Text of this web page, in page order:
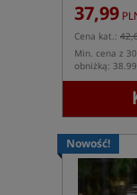
37,99
Cena kat.:
Min. cena z
obniżką:
Nowość!